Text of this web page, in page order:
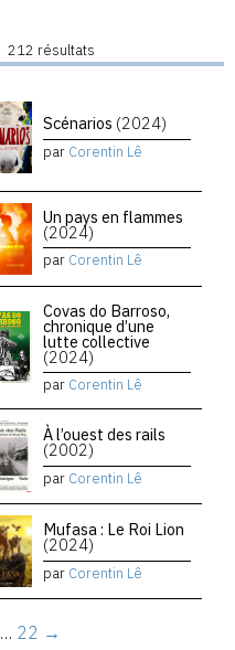
212 résultats
Scénarios (2024)
par Corentin Lê
Un pays en flammes
(2024)
par Corentin Lê
Covas do Barroso,
chronique d’une
lutte collective
(2024)
par Corentin Lê
À l’ouest des rails
(2002)
par Corentin Lê
Mufasa : Le Roi Lion
(2024)
par Corentin Lê
… 22 →